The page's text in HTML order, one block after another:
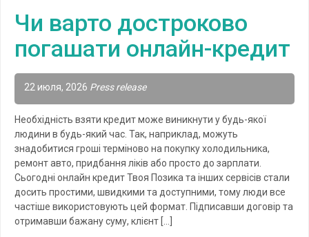
Чи варто достроково
погашати онлайн-кредит
22 июля, 2026 Press release
Необхідність взяти кредит може виникнути у будь-якої
людини в будь-який час. Так, наприклад, можуть
знадобитися гроші терміново на покупку холодильника,
ремонт авто, придбання ліків або просто до зарплати.
Сьогодні онлайн кредит Твоя Позика та інших сервісів стали
досить простими, швидкими та доступними, тому люди все
частіше використовують цей формат. Підписавши договір та
отримавши бажану суму, клієнт […]